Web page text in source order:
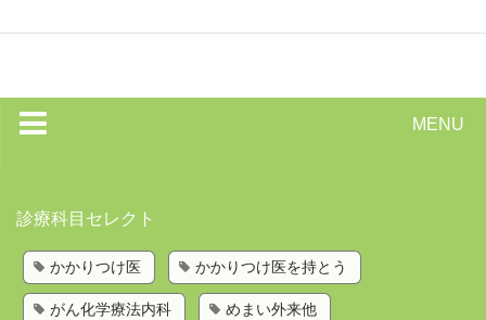
MENU
かかりつけ医を持とう
歯科検索
診療科目から探す
診療科目セレクト
かかりつけ医 かかりつけ医を持とう
がん化学療法内科 めまい外来他